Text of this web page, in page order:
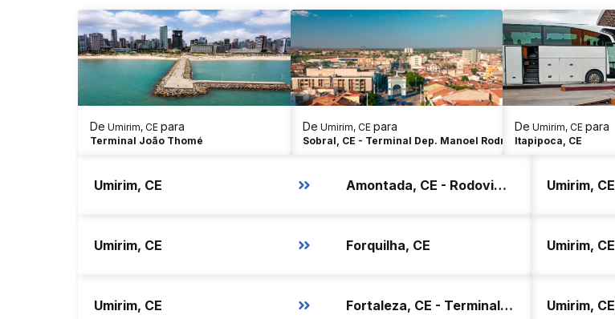
De Umirim, CE para
Terminal João Thomé
De Umirim, CE para
Sobral, CE - Terminal Dep. Manoel Rodrigues
De Umirim, CE para
Itapipoca, CE
Umirim, CE Amontada, CE - Rodoviária Umirim, CE
Umirim, CE Forquilha, CE Umirim, CE
Umirim, CE Fortaleza, CE - Terminal Antônio Bezerra Umirim, CE